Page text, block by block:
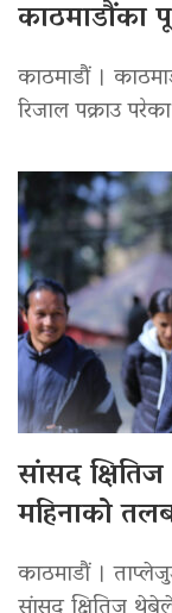
काठमाडौंका
काठमाडौं ।
रिजाल पक्राउ
सांसद
महिनाको
काठमाडौं ।